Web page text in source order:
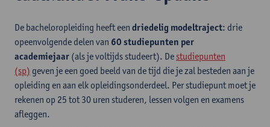
De bacheloropleiding heeft een driedelig modeltraject: drie
opeenvolgende delen van 60 studiepunten per
academiejaar (als je voltijds studeert). De studiepunten
(sp) geven je een goed beeld van de tijd die je zal besteden aan je
opleiding en aan elk opleidingsonderdeel. Per studiepunt moet je
rekenen op 25 tot 30 uren studeren, lessen volgen en examens
afleggen.